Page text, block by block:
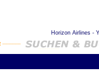
Horizon Airlines -